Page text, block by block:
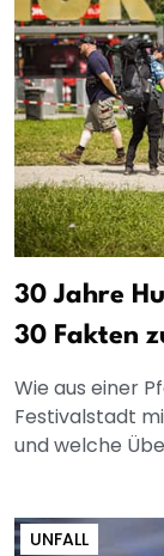
30 Jahre
30 Fakten
Wie aus einer
Festivalstadt
und welche
UNFALL